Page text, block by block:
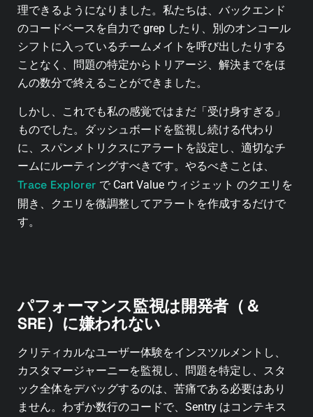
理できるようになりました。私たちは、バックエンド
のコードベースを自力で grep したり、別のオンコール
シフトに入っているチームメイトを呼び出したりする
ことなく、問題の特定からトリアージ、解決までをほ
んの数分で終えることができました。
しかし、これでも私の感覚ではまだ「受け身すぎる」
ものでした。ダッシュボードを監視し続ける代わり
に、スパンメトリクスにアラートを設定し、適切なチ
ームにルーティングすべきです。やるべきことは、
Trace Explorer で Cart Value ウィジェット のクエリを
開き、クエリを微調整してアラートを作成するだけで
す。
パフォーマンス監視は開発者（＆
SRE）に嫌われない
クリティカルなユーザー体験をインスツルメントし、
カスタマージャーニーを監視し、問題を特定し、スタ
ック全体をデバッグするのは、苦痛である必要はあり
ません。わずか数行のコードで、Sentry はコンテキス